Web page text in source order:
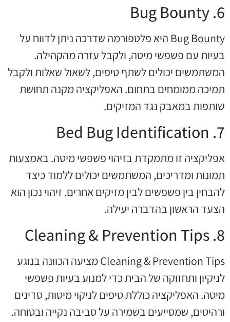
6. Bug Bounty
Bug Bounty היא פלטפורמה שדרכה ניתן לדווח על
בעיות עם פשפשי מיטה, ולקבל עזרה מהקהילה.
המשתמשים יכולים לשתף טיפים, לשאול שאלות ולקבל
תמיכה ממומחים בתחום. האפליקציה מקנה תחושת
שותפות במאבק נגד המזיקים.
7. Bed Bug Identification
אפליקציה זו מתמקדת בזיהוי פשפשי מיטה. באמצעות
תמונות ומדריכים, המשתמשים יכולים ללמוד כיצד
להבחין בין פשפשים לבין מזיקים אחרים. זיהוי נכון הוא
הצעד הראשון בהדברה יעילה.
8. Cleaning & Prevention Tips
Cleaning & Prevention Tips מציעה הכוונה בנוגע
לניקיון ותחזוקה של הבית כדי למנוע בעיות פשפשי
מיטה. האפליקציה כוללת טיפים לניקוי מיטות, סדינים
ורהיטים, שמסייעים בשמירה על סביבה נקייה ובטוחה.